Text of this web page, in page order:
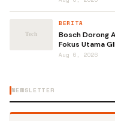
BERITA
Bosch Dorong
Fokus Utama
Aug 6, 2026
NEWSLETTER